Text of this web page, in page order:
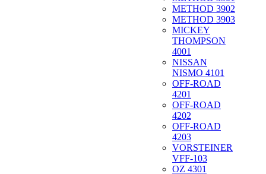
METHOD 3902
METHOD 3903
MICKEY
THOMPSON
4001
NISSAN
NISMO 4101
OFF-ROAD
4201
OFF-ROAD
4202
OFF-ROAD
4203
VORSTEINER
VFF-103
OZ 4301